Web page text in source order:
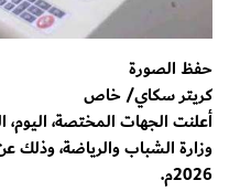
حفظ الصورة
كريتر سكاي/ خاص
أعلنت الجهات المختصة،
وزارة الشباب والرياضة، وذلك
2026م.